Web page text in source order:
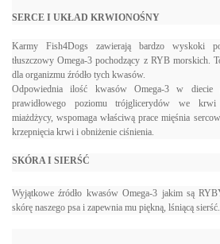
SERCE I UKŁAD KRWIONOŚNY
Karmy Fish4Dogs zawierają bardzo wyskoki
tłuszczowy Omega-3 pochodzący z RYB morskich.
dla organizmu źródło tych kwasów.
Odpowiednia ilość kwasów Omega-3 w diecie
prawidłowego poziomu trójglicerydów we krwi
miażdżycy, wspomaga właściwą prace mięśnia
krzepnięcia krwi i obniżenie ciśnienia.
SKÓRA I SIERŚĆ
Wyjątkowe źródło kwasów Omega-3 jakim są
skórę naszego psa i zapewnia mu piękną, lśniącą sierść.